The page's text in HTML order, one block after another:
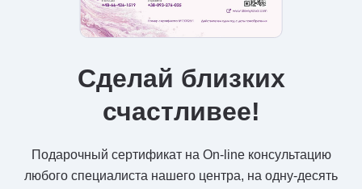
Сделай близких
счастливее!
Подарочный сертификат на On-line консультацию
любого специалиста нашего центра, на одну-десять